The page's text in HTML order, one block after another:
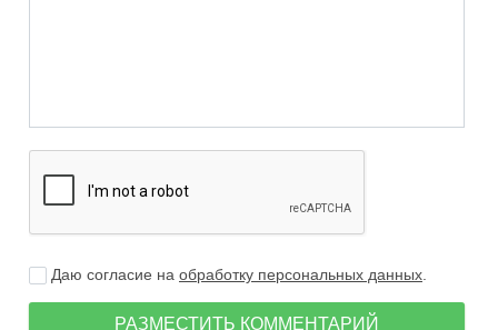
Даю согласие на обработку персональных данных
РАЗМЕСТИТЬ КОММЕНТАРИЙ